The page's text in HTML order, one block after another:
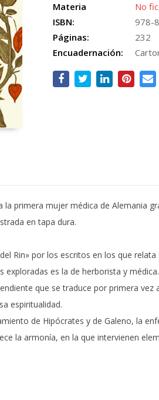
Materia
No
ISBN:
978-
Páginas:
232
Encuadernación:
la primera mujer médica de Alemania
en tapa dura.
Rin» por los escritos en los que
exploradas es la de herborista y
que se traduce por primera
espiritualidad.
de Hipócrates y de Galeno, la
la armonía, en la que intervienen